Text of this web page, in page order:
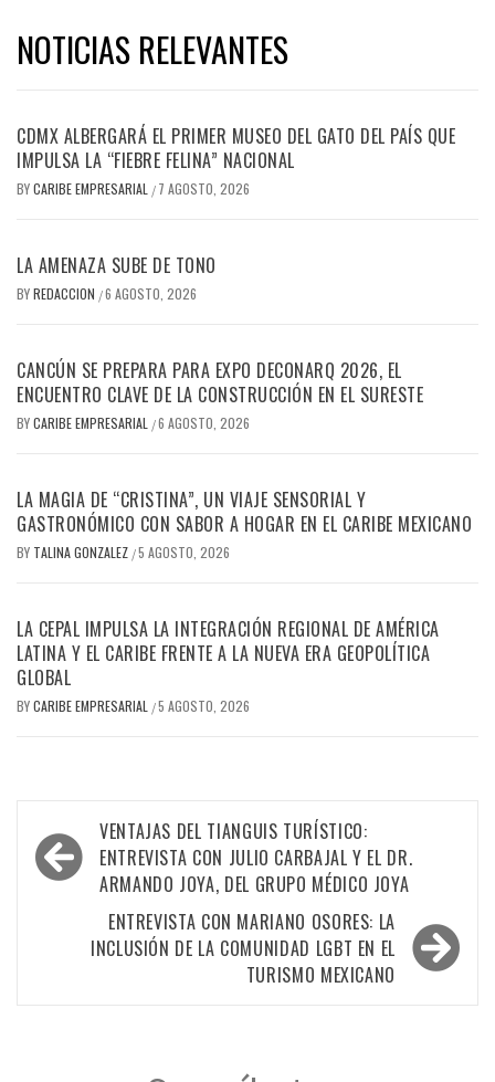
NOTICIAS RELEVANTES
CDMX ALBERGARÁ EL PRIMER MUSEO DEL GATO DEL PAÍS QUE
IMPULSA LA “FIEBRE FELINA” NACIONAL
BYCARIBE EMPRESARIAL / 7 AGOSTO, 2026
LA AMENAZA SUBE DE TONO
BYREDACCION /6 AGOSTO, 2026
CANCÚN SE PREPARA PARA EXPO DECONARQ 2026, EL
ENCUENTRO CLAVE DE LA CONSTRUCCIÓN EN EL SURESTE
BYCARIBE EMPRESARIAL /6 AGOSTO, 2026
LA MAGIA DE “CRISTINA”, UN VIAJE SENSORIAL Y
GASTRONÓMICO CON SABOR A HOGAR EN EL CARIBE MEXICANO
BY TALINA GONZALEZ /5 AGOSTO, 2026
LA CEPAL IMPULSA LA INTEGRACIÓN REGIONAL DE AMÉRICA
LATINA Y EL CARIBE FRENTE A LA NUEVA ERA GEOPOLÍTICA
GLOBAL
BYCARIBE EMPRESARIAL /5 AGOSTO, 2026
Navegación
de
entradas
VENTAJAS DEL TIANGUIS TURÍSTICO:
ENTREVISTA CON JULIO CARBAJAL Y EL DR.
ARMANDO JOYA, DEL GRUPO MÉDICO JOYA
ENTREVISTA CON MARIANO OSORES: LA
INCLUSIÓN DE LA COMUNIDAD LGBT EN EL
TURISMO MEXICANO